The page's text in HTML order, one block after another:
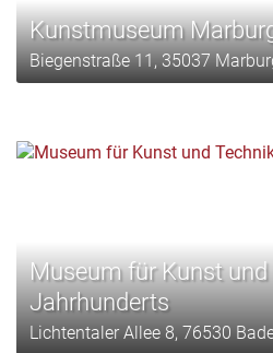
Kunstmuseum
Biegenstraße 11, 35037
Museum für Kunst und
Jahrhunderts
Lichtentaler Allee 8, 76530